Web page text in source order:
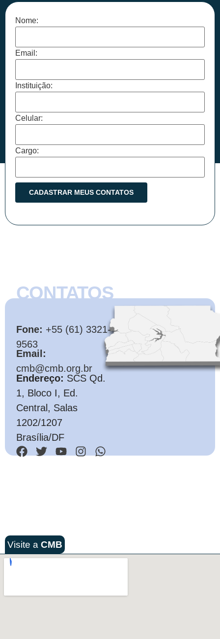
Nome:
Email:
Instituição:
Celular:
Cargo:
CONTATOS
Fone: +55 (61) 3321-
9563
Email:
cmb@cmb.org.br
Endereço: SCS Qd.
1, Bloco I, Ed.
Central, Salas
1202/1207
Brasília/DF
Visite a CMB